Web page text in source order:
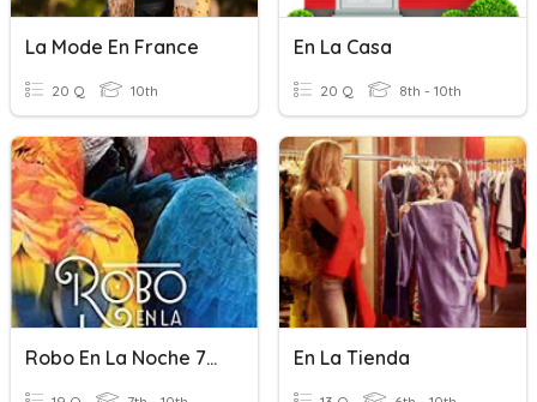
La Mode En France
20 Q 10th
En La Casa
20 Q 8th - 10th
Robo En La Noche 7-8 En La Tienda